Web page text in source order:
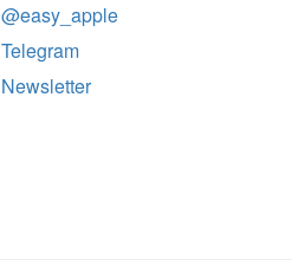
@easy_apple
Telegram
Newsletter